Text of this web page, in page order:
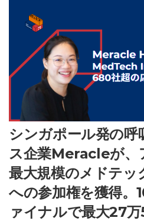
シンガポール発の
ス企業Meracleが、
最大規模のメドテッ
への参加権を獲得。
ァイナルで最大27